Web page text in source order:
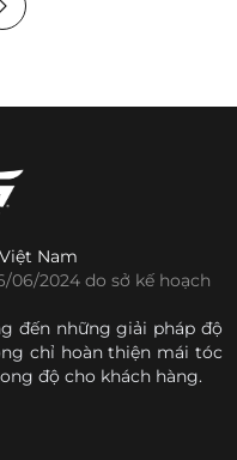
Nam
06/2024 do sở kế hoạch
đến những giải pháp độ
chỉ hoàn thiện mái tóc
độ cho khách hàng.